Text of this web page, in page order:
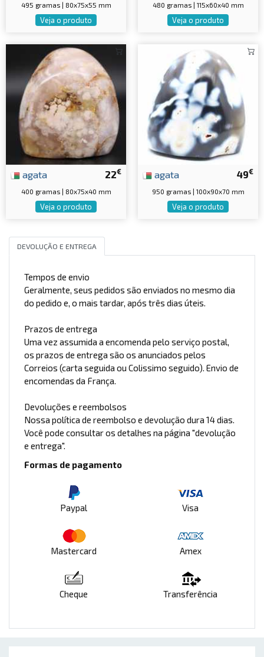
495 gramas | 80x75x55 mm
Veja o produto
480 gramas | 115x60x40 mm
Veja o produto
22€
agata
400 gramas | 80x75x40 mm
Veja o produto
49€
agata
950 gramas | 100x90x70 mm
Veja o produto
DEVOLUÇÃO E ENTREGA
Tempos de envio
Geralmente, seus pedidos são enviados no mesmo dia
do pedido e, o mais tardar, após três dias úteis.
Prazos de entrega
Uma vez assumida a encomenda pelo serviço postal,
os prazos de entrega são os anunciados pelos
Correios (carta seguida ou Colissimo seguido). Envio de
encomendas da França.
Devoluções e reembolsos
Nossa política de reembolso e devolução dura 14 dias.
Você pode consultar os detalhes na página "devolução
e entrega".
Formas de pagamento
Paypal Visa
Mastercard Amex
Cheque Transferência